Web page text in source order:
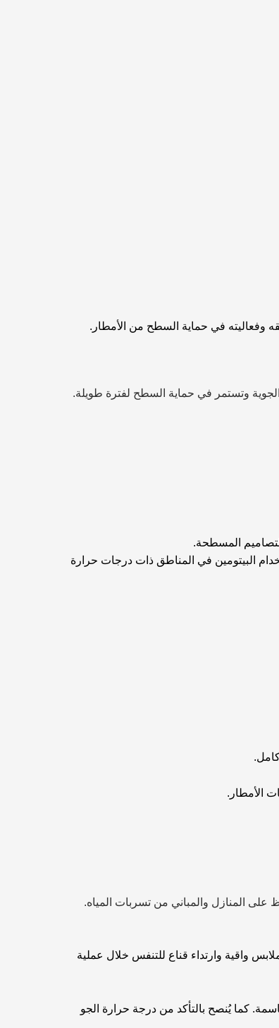
وفعاليته في حماية السطح من الأمطار.
وتستمر في حماية السطح لفترة طويلة.
المسطحة.
البيتومين في المناطق ذات درجات حرارة
الأمطار.
المنازل والمباني من تسربات المياه.
واقية وارتداء قناع للتنفس خلال عملية
كما يُنصح بالتأكد من درجة حرارة الجو